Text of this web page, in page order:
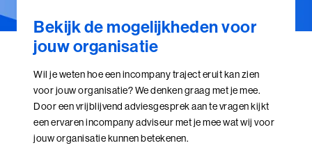
Bekijk de mogelijkheden voor
jouw organisatie
Wil je weten hoe een incompany traject eruit kan zien
voor jouw organisatie? We denken graag met je mee.
Door een vrijblijvend adviesgesprek aan te vragen kijkt
een ervaren incompany adviseur met je mee wat wij voor
jouw organisatie kunnen betekenen.